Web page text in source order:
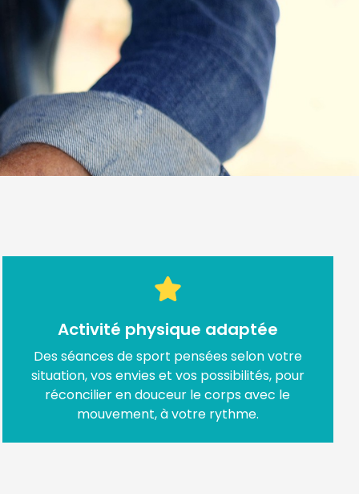
Activité physique adaptée
Des séances de sport pensées selon votre
situation, vos envies et vos possibilités, pour
réconcilier en douceur le corps avec le
mouvement, à votre rythme.